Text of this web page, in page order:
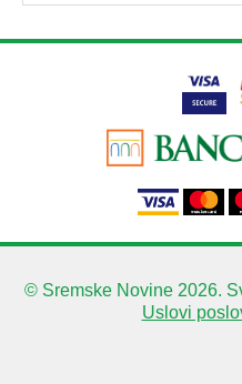
© Sremske Novine 2026.
Uslovi